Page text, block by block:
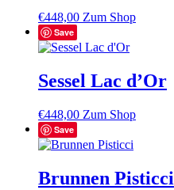
€448,00 Zum Shop
Save
Sessel Lac d’Or
€448,00 Zum Shop
Save
Brunnen Pisticci